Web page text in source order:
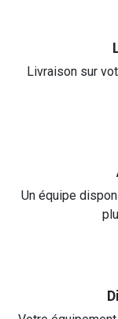
Livraison sur
Un équipe